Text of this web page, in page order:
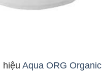
Aqua ORG Organic